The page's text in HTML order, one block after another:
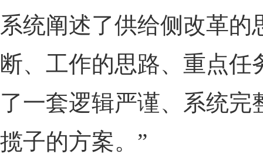
系统阐述了供给侧改革
断、工作的思路、重点
了一套逻辑严谨、系统
揽子的方案。”